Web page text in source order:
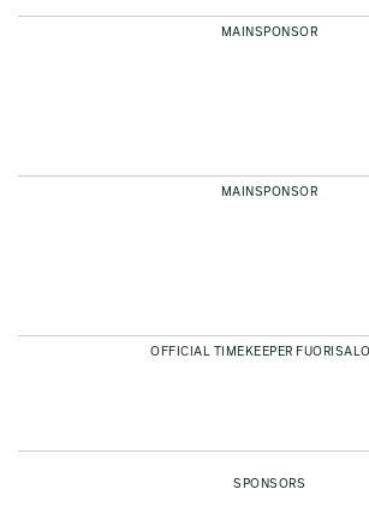
MAINSPONSOR
MAINSPONSOR
OFFICIAL TIMEKEEPER
SPONSORS